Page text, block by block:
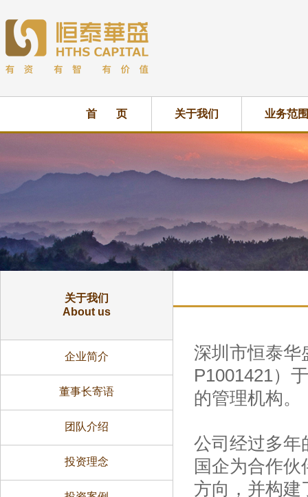
首 页 关于我们 业务范围
关于我们
About us
企业简介
董事长寄语
团队介绍
投资理念
深圳市恒泰华
P1001421）
的管理机构。
公司经过多年
国企为合作
方向，并构建